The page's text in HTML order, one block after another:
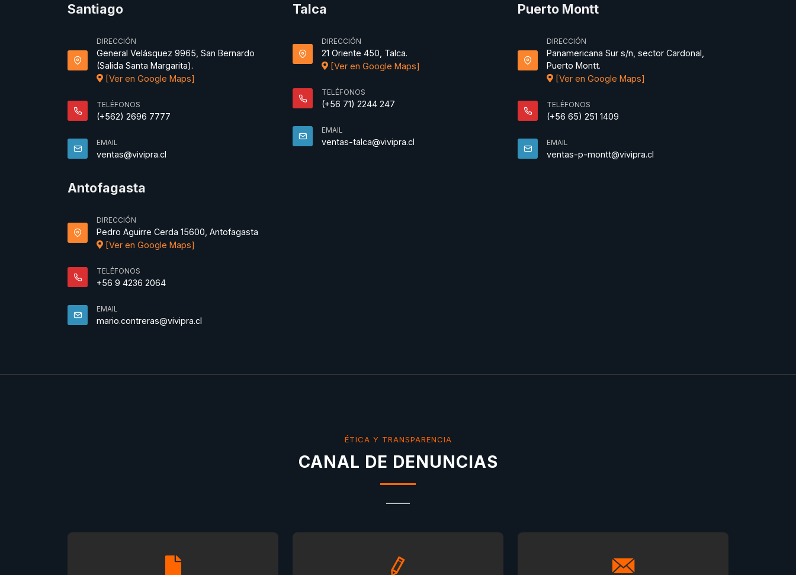
Santiago
DIRECCIÓN
General Velásquez 9965, San Bernardo
(Salida Santa Margarita).
[Ver en Google Maps]
TELÉFONOS
(+562) 2696 7777
EMAIL
ventas@vivipra.cl
Talca
DIRECCIÓN
21 Oriente 450, Talca.
[Ver en Google Maps]
TELÉFONOS
(+56 71) 2244 247
EMAIL
ventas-talca@vivipra.cl
Puerto Montt
DIRECCIÓN
Panamericana Sur s/n, sector Cardonal,
Puerto Montt.
[Ver en Google Maps]
TELÉFONOS
(+56 65) 251 1409
EMAIL
ventas-p-montt@vivipra.cl
Antofagasta
DIRECCIÓN
Pedro Aguirre Cerda 15600, Antofagasta
[Ver en Google Maps]
TELÉFONOS
+56 9 4236 2064
EMAIL
mario.contreras@vivipra.cl
ÉTICA Y TRANSPARENCIA
CANAL DE DENUNCIAS